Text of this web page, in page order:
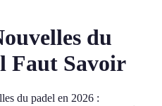
du
Faut Savoir
du padel en 2026 :